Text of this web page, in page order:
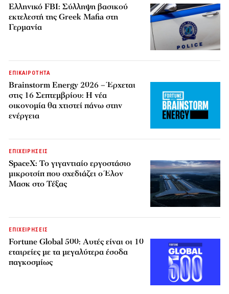
Ελληνικό FBI: Σύλληψη βασικού
εκτελεστή της Greek Mafia στη
Γερμανία
ΕΠΙΚΑΙΡΟΤΗΤΑ
Brainstorm Energy 2026 – Έρχεται
στις 16 Σεπτεμβρίου: Η νέα
οικονομία θα χτιστεί πάνω στην
ενέργεια
ΕΠΙΧΕΙΡΗΣΕΙΣ
SpaceX: Το γιγαντιαίο εργοστάσιο
μικροτσίπ που σχεδιάζει ο Έλον
Μασκ στο Τέξας
ΕΠΙΧΕΙΡΗΣΕΙΣ
Fortune Global 500: Αυτές είναι οι 10
εταιρείες με τα μεγαλύτερα έσοδα
παγκοσμίως